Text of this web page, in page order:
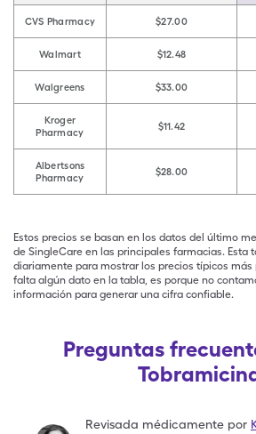
CVS Pharmacy $27.00
Walmart $12.48
Walgreens $33.00
Kroger
Pharmacy
$11.42
Albertsons
Pharmacy
$28.00
Estos precios se basan en los datos del último
de SingleCare en las principales farmacias. Esta
diariamente para mostrar los precios típicos más
falta algún dato en la tabla, es porque no
información para generar una cifra confiable.
Preguntas
Revisada médicamente por